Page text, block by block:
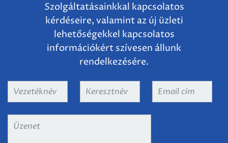
Szolgáltatásainkkal kapcsolatos
kérdéseire, valamint az új üzleti
lehetőségekkel kapcsolatos
információkért szívesen állunk
rendelkezésére.
Vezetéknév Keresztnév
Email
Üzenet